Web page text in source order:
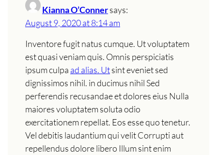
Kianna O’Connersays:
August 9, 2020 at 8:14 am
Inventore fugit natus cumque. Ut voluptatem
est quasi veniam quis. Omnis perspiciatis
ipsum culpa ad alias. Utsint eveniet sed
dignissimos nihil. in ducimus nihil Sed
perferendis recusandae et dolores eius Nulla
maiores voluptatem soluta odio
exercitationem repellat. Eos esse quo tenetur.
Vel debitis laudantium qui velit Corrupti aut
repellendus dolore libero Illum sint enim